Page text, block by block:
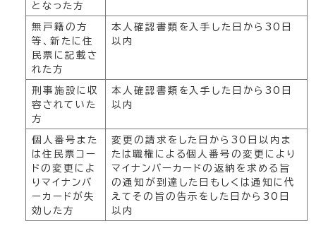
となった方
無戸籍の方
等、新たに住
民票に記載さ
れた方
本人確認書類を入手した日から30日
以内
刑事施設に収
容されていた
方
本人確認書類を入手した日から30日
以内
個人番号また
は住民票コー
ドの変更によ
りマイナンバ
ーカードが失
効した方
変更の請求をした日から30日以内ま
たは職権による個人番号の変更により
マイナンバーカードの返納を求める旨
の通知が到達した日もしくは通知に代
えてその旨の告示をした日から30日
以内